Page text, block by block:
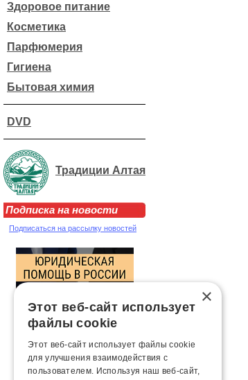
Здоровое питание
Косметика
Парфюмерия
Гигиена
Бытовая химия
DVD
Традиции Алтая
Подписка на новости
Подписаться на рассылку новостей
×
Этот веб-сайт использует
файлы cookie
Этот веб-сайт использует файлы cookie
для улучшения взаимодействия с
пользователем. Используя наш веб-сайт,